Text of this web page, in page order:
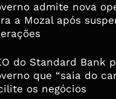
admite nova
a Mozal após
do Standard Bank
que “saia do
os negócios